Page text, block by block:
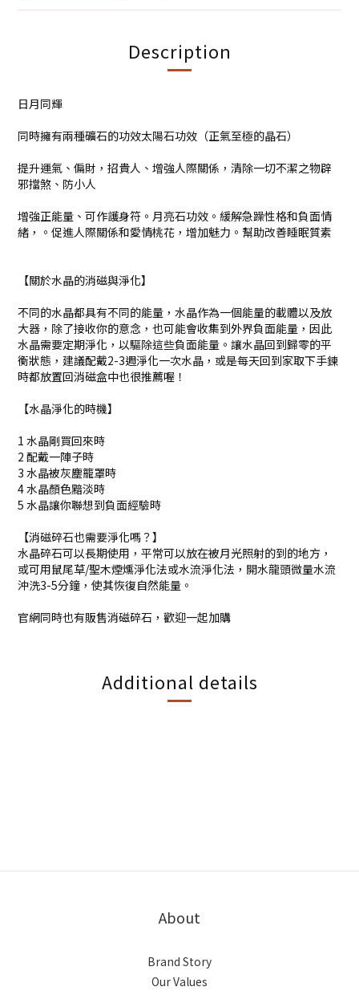
Description
日月同輝
同時擁有兩種礦石的功效太陽石功效（正氣至極的晶石）
提升運氣、偏財，招貴人、增強人際關係，清除一切不潔之物辟
邪擋煞、防小人
增強正能量、可作護身符。月亮石功效。緩解急躁性格和負面情
緒，。促進人際關係和愛情桃花，增加魅力。幫助改善睡眠質素
【關於水晶的消磁與淨化】
不同的水晶都具有不同的能量，水晶作為一個能量的載體以及放
大器，除了接收你的意念，也可能會收集到外界負面能量，因此
水晶需要定期淨化，以驅除這些負面能量。讓水晶回到歸零的平
衡狀態，建議配戴2-3週淨化一次水晶，或是每天回到家取下手鍊
時都放置回消磁盒中也很推薦喔！
【水晶淨化的時機】
1 水晶剛買回來時
2 配戴一陣子時
3 水晶被灰塵籠罩時
4 水晶顏色黯淡時
5 水晶讓你聯想到負面經驗時
【消磁碎石也需要淨化嗎？】
水晶碎石可以長期使用，平常可以放在被月光照射的到的地方，
或可用鼠尾草/聖木煙燻淨化法或水流淨化法，開水龍頭微量水流
沖洗3-5分鐘，使其恢復自然能量。
官網同時也有販售消磁碎石，歡迎一起加購
Additional details
About
Brand Story
Our Values